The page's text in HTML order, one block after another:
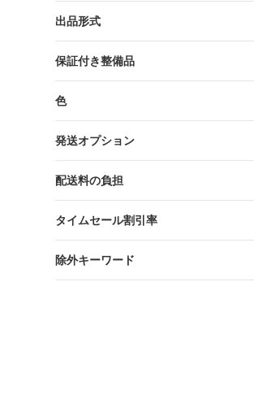
出品形式
保証付き整備品
色
発送オプション
配送料の負担
タイムセール割引率
除外キーワード